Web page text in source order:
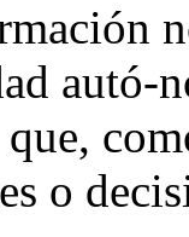
autó-
o